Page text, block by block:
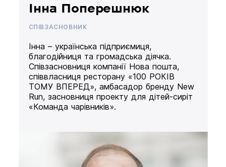
Інна Поперешнюк
СПІВЗАСНОВНИК
Інна – українська підприємиця,
благодійниця та громадська діячка.
Співзасновниця компанії Нова пошта,
співвласниця ресторану «100 РОКІВ
ТОМУ ВПЕРЕД», амбасадор бренду New
Run, засновниця проекту для дітей-сиріт
«Команда чарівників».